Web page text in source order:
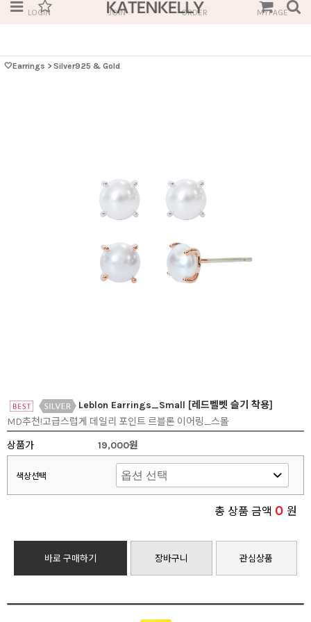
LOGIN JOIN ORDER MYPAGE
🤍Earrings > Silver925 & Gold
Leblon Earrings_Small [레드벨벳 슬기 착용]
MD추천!고급스럽게 데일리 포인트 르블론 이어링_스몰
상품가
19,000원
색상선택
총 상품 금액 0 원
바로 구매하기 장바구니 관심상품